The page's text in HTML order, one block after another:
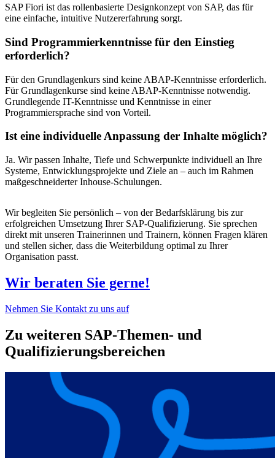
SAP Fiori ist das rollenbasierte Designkonzept von SAP, das für
eine einfache, intuitive Nutzererfahrung sorgt.
Sind Programmierkenntnisse für den Einstieg
erforderlich?
Für den Grundlagenkurs sind keine ABAP-Kenntnisse erforderlich.
Für Grundlagenkurse sind keine ABAP-Kenntnisse notwendig.
Grundlegende IT-Kenntnisse und Kenntnisse in einer
Programmiersprache sind von Vorteil.
Ist eine individuelle Anpassung der Inhalte möglich?
Ja. Wir passen Inhalte, Tiefe und Schwerpunkte individuell an Ihre
Systeme, Entwicklungsprojekte und Ziele an – auch im Rahmen
maßgeschneiderter Inhouse-Schulungen.
Wir begleiten Sie persönlich – von der Bedarfsklärung bis zur
erfolgreichen Umsetzung Ihrer SAP-Qualifizierung. Sie sprechen
direkt mit unseren Trainerinnen und Trainern, können Fragen klären
und stellen sicher, dass die Weiterbildung optimal zu Ihrer
Organisation passt.
Wir beraten Sie gerne!
Nehmen Sie Kontakt zu uns auf
Zu weiteren SAP-Themen- und
Qualifizierungsbereichen